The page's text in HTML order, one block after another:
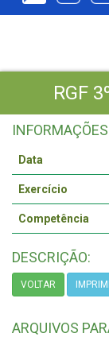
RGF
Data
Exercício
Competência
DESCRIÇÃO:
VOLTAR
ARQUIVOS